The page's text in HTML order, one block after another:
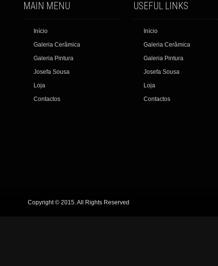
MAIN MENU
Início
Galeria Cerâmica
Galeria Pintura
Josefa Sousa
Loja
Contactos
USEFUL LINKS
Início
Galeria Cerâmica
Galeria Pintura
Josefa Sousa
Loja
Contactos
Copyright © 2015. All Rights Reserved